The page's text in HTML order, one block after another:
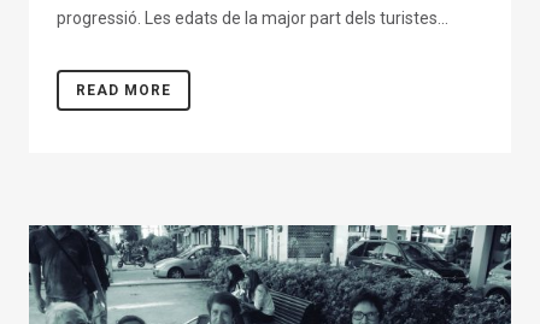
progressió. Les edats de la major part dels turistes...
READ MORE